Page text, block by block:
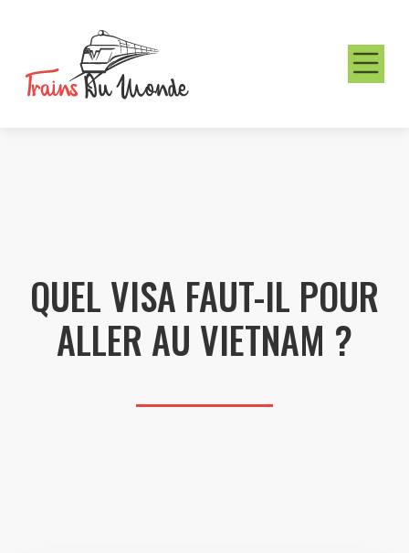
QUEL VISA FAUT-IL POUR
ALLER AU VIETNAM ?